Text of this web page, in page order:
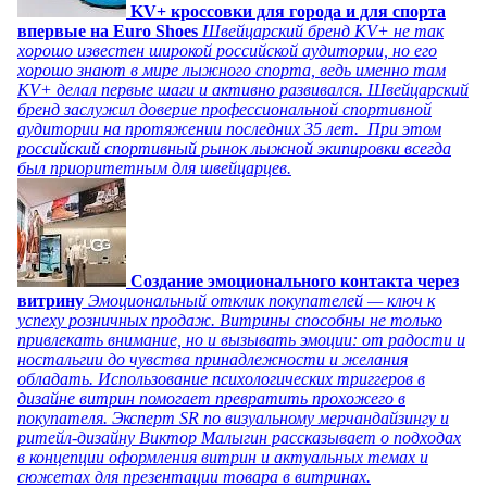
KV+ кроссовки для города и для спорта
впервые на Euro Shoes Швейцарский бренд KV+ не так
хорошо известен широкой российской аудитории, но его
хорошо знают в мире лыжного спорта, ведь именно там
KV+ делал первые шаги и активно развивался. Швейцарский
бренд заслужил доверие профессиональной спортивной
аудитории на протяжении последних 35 лет. При этом
российский спортивный рынок лыжной экипировки всегда
был приоритетным для швейцарцев.
Создание эмоционального контакта через
витрину Эмоциональный отклик покупателей — ключ к
успеху розничных продаж. Витрины способны не только
привлекать внимание, но и вызывать эмоции: от радости и
ностальгии до чувства принадлежности и желания
обладать. Использование психологических триггеров в
дизайне витрин помогает превратить прохожего в
покупателя. Эксперт SR по визуальному мерчандайзингу и
ритейл-дизайну Виктор Малыгин рассказывает о подходах
в концепции оформления витрин и актуальных темах и
сюжетах для презентации товара в витринах.